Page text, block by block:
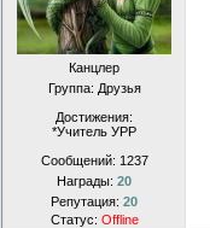
Канцлер
Группа: Друзья
Достижения:
*Учитель УРР
Сообщений: 1237
Награды: 20
Репутация: 20
Статус: Offline